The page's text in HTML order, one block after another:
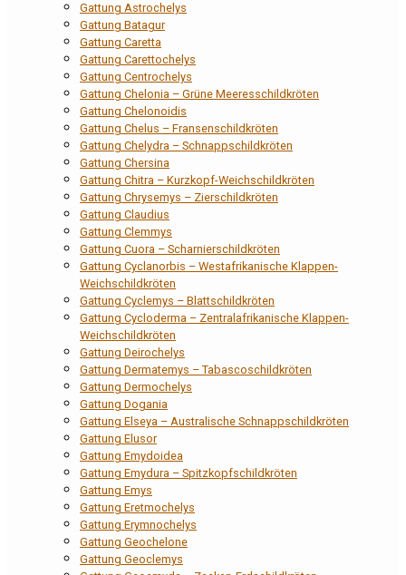
Gattung Astrochelys
Gattung Batagur
Gattung Caretta
Gattung Carettochelys
Gattung Centrochelys
Gattung Chelonia – Grüne Meeresschildkröten
Gattung Chelonoidis
Gattung Chelus – Fransenschildkröten
Gattung Chelydra – Schnappschildkröten
Gattung Chersina
Gattung Chitra – Kurzkopf-Weichschildkröten
Gattung Chrysemys – Zierschildkröten
Gattung Claudius
Gattung Clemmys
Gattung Cuora – Scharnierschildkröten
Gattung Cyclanorbis – Westafrikanische Klappen-
Weichschildkröten
Gattung Cyclemys – Blattschildkröten
Gattung Cycloderma – Zentralafrikanische Klappen-
Weichschildkröten
Gattung Deirochelys
Gattung Dermatemys – Tabascoschildkröten
Gattung Dermochelys
Gattung Dogania
Gattung Elseya – Australische Schnappschildkröten
Gattung Elusor
Gattung Emydoidea
Gattung Emydura – Spitzkopfschildkröten
Gattung Emys
Gattung Eretmochelys
Gattung Erymnochelys
Gattung Geochelone
Gattung Geoclemys